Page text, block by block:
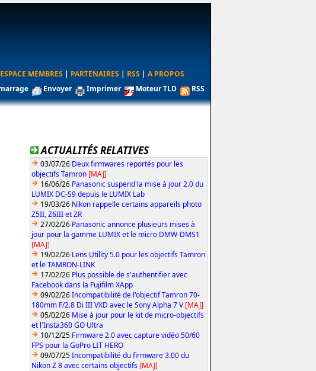
ESPACE MEMBRES | PARTENAIRES | RSS | A PROPOS
Envoyer Imprimer Moteur TLD RSS
ACTUALITÉS RELATIVES
03/07/26 Deux firmwares reportés pour les
objectifs Tamron [MAJ]
16/06/26 Panasonic suspend la mise à jour 2.0 du
LUMIX DC-S9 depuis le LUMIX Lab
19/03/26 Nikon rappelle certains appareils photo
Z5II, Z6III et ZR
27/02/26 Panasonic annonce plusieurs mises à
jour pour la gamme LUMIX et le micro DMW-DMS1
[MAJ]
19/02/26 Lens Utility 5.0 pour les objectifs Tamron
et le TAMRON-LINK
17/02/26 Plus possible de s'authentifier avec
Facebook dans la Fujifilm XApp
09/02/26Incompatibilité de l'objectif Tamron 70-
180mm F/2.8 Di III VXD avec le Sony Alpha 7 V [MAJ]
05/02/26 Mise à jour pour le kit de micro-objectifs
et l'Insta360 GO Ultra
10/12/25 Firmware 2.0 avec capture vidéo 50/60
FPS pour la GoPro LIT HERO
09/07/25Incompatibilité du firmware 3.00 du
Nikon Z 8 avec certains objectifs [MAJ]